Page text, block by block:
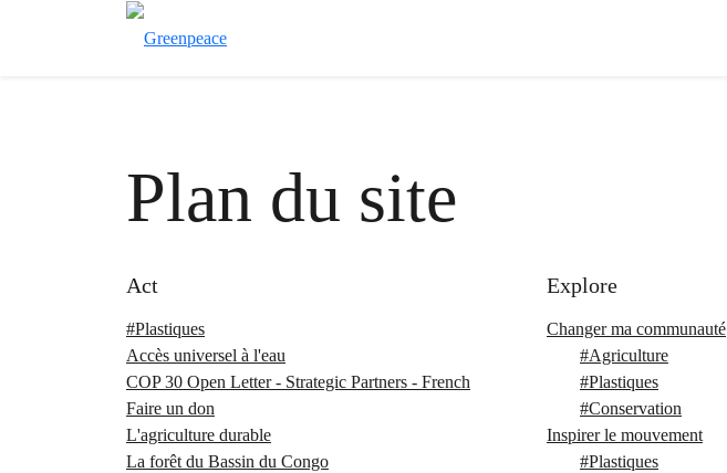
Plan du site
Act
#Plastiques
Accès universel à l'eau
COP 30 Open Letter - Strategic Partners - French
Faire un don
L'agriculture durable
La forêt du Bassin du Congo
Explore
Changer ma communauté
#Agriculture
#Plastiques
#Conservation
Inspirer le mouvement
#Plastiques